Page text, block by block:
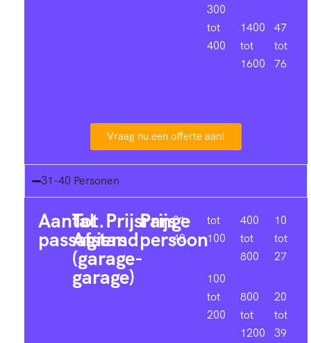
300
tot
400
1400
tot
1600
47
tot
76
Vraag nu een offerte aan!
31-40 Personen
Aantal
passagiers
Tot.
Afstand
(garage-
garage)
Prijsrange
Prijs
persoon
31-
40
tot
100
100
tot
200
400
tot
800
800
tot
1200
10
tot
27
20
tot
39